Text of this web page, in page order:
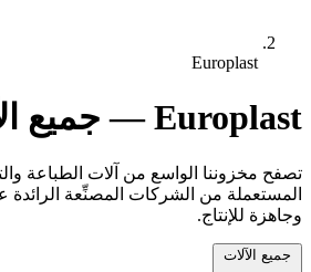
Europlast
Europlast — جميع الآلات
تصفح مخزوننا الواسع من آلات الطباعة
المستعملة من الشركات المصنِّعة الرائدة
وجاهزة للإنتاج.
جميع الآلات